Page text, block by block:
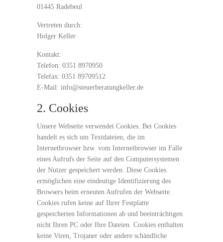
01445 Radebeul
Vertreten durch:
Holger Keller
Kontakt:
Telefon: 0351 8970950
Telefax: 0351 89709512
E-Mail: info@steuerberatungkeller.de
2. Cookies
Unsere Webseite verwendet Cookies. Bei Cookies
handelt es sich um Textdateien, die im
Internetbrowser bzw. vom Internetbrowser im Falle
eines Aufrufs der Seite auf den Computersystemen
der Nutzer gespeichert werden. Diese Cookies
ermöglichen eine eindeutige Identifizierung des
Browsers beim erneuten Aufrufen der Webseite.
Cookies rufen keine auf Ihrer Festplatte
gespeicherten Informationen ab und beeinträchtigen
nicht Ihren PC oder Ihre Dateien. Cookies enthalten
keine Viren, Trojaner oder andere schändliche